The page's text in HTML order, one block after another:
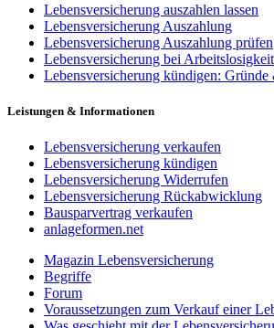
Lebensversicherung auszahlen lassen
Lebensversicherung Auszahlung
Lebensversicherung Auszahlung prüfen
Lebensversicherung bei Arbeitslosigkeit
Lebensversicherung kündigen:
Leistungen & Informationen
Lebensversicherung verkaufen
Lebensversicherung kündigen
Lebensversicherung Widerrufen
Lebensversicherung Rückabwicklung
Bausparvertrag verkaufen
anlageformen.net
Magazin Lebensversicherung
Begriffe
Forum
Voraussetzungen zum Verkauf einer